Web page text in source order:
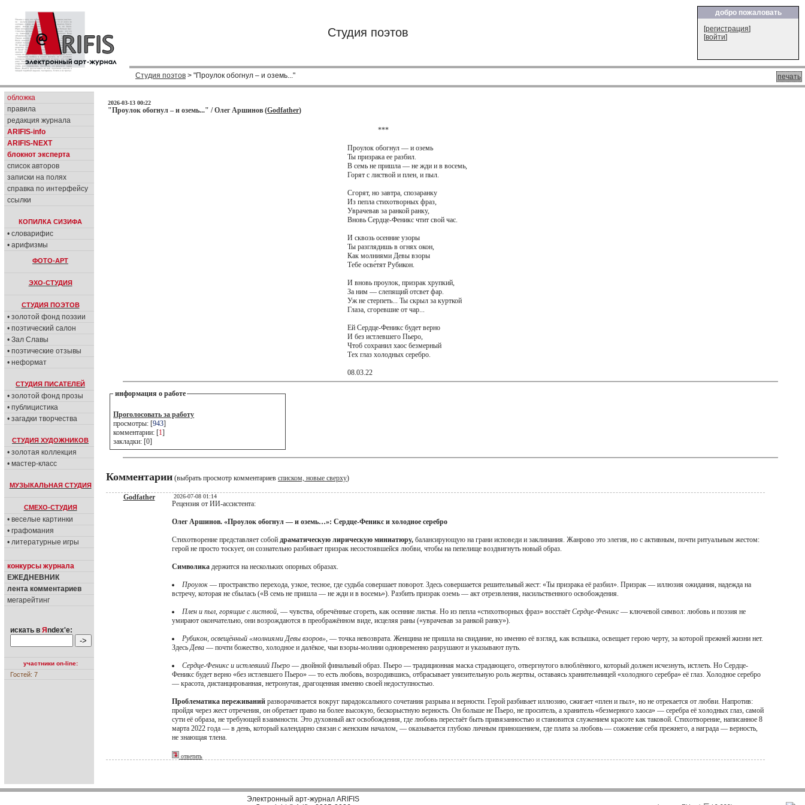
Студия поэтов
добро пожаловать
[регистрация]
[войти]
печать
Студия поэтов > "Проулок обогнул – и оземь..."
обложка
правила
редакция журнала
ARIFIS-info
ARIFIS-NEXT
блокнот эксперта
список авторов
записки на полях
справка по интерфейсу
ссылки
КОПИЛКА СИЗИФА
• словарифис
• арифизмы
ФОТО-АРТ
ЭХО-СТУДИЯ
СТУДИЯ ПОЭТОВ
• золотой фонд поэзии
• поэтический салон
• Зал Славы
• поэтические отзывы
• неформат
СТУДИЯ ПИСАТЕЛЕЙ
• золотой фонд прозы
• публицистика
• загадки творчества
СТУДИЯ ХУДОЖНИКОВ
• золотая коллекция
• мастер-класс
МУЗЫКАЛЬНАЯ СТУДИЯ
СМЕХО-СТУДИЯ
• веселые картинки
• графомания
• литературные игры
конкурсы журнала
ЕЖЕДНЕВНИК
лента комментариев
мегарейтинг
искать в Я ndex'е:
участники on-line:
Гостей: 7
2026-03-13 00:22
"Проулок обогнул – и оземь..." / Олег Аршинов (Godfather)
***
Проулок обогнул — и оземь
Ты призрака ее разбил.
В семь не пришла — не жди и в восемь,
Горят с листвой и плен, и пыл.
Сгорят, но завтра, спозаранку
Из пепла стихотворных фраз,
Уврачевав за ранкой ранку,
Вновь Сердце-Феникс чтит свой час.
И сквозь осенние узоры
Ты разглядишь в огнях окон,
Как молниями Девы взоры
Тебе осве́тят Рубикон.
И вновь проулок, призрак хрупкий,
За ним — слепящий отсвет фар.
Уж не стерпеть... Ты скрыл за курткой
Глаза, сгоревшие от чар...
Ей Сердце-Феникс будет верно
И без истлевшего Пьеро,
Чтоб сохранил хаос безмерный
Тех глаз холодных серебро.
08.03.22
информация о работе
Проголосовать за работу
просмотры: [943]
комментарии: [1]
закладки: [0]
Комментарии (выбрать просмотр комментариев списком, новые сверху)
Godfather 2026-07-08 01:14
Рецензия от ИИ-ассистента:
Олег Аршинов. «Проулок обогнул — и оземь…»: Сердце-Феникс и холодное серебро
Стихотворение представляет собой драматическую лирическую миниатюру, балансирующую на грани исповеди и заклинания. Жанрово это элегия, но с активным, почти ритуальным жестом:
герой не просто тоскует, он сознательно разбивает призрак несостоявшейся любви, чтобы на пепелище воздвигнуть новый образ.
Символика держится на нескольких опорных образах.
Проулок — пространство перехода, узкое, тесное, где судьба совершает поворот. Здесь совершается решительный жест: «Ты призрака её разбил». Призрак — иллюзия ожидания, надежда на
встречу, которая не сбылась («В семь не пришла — не жди и в восемь»). Разбить призрак оземь — акт отрезвления, насильственного освобождения.
Плен и пыл, горящие с листвой, — чувства, обречённые сгореть, как осенние листья. Но из пепла «стихотворных фраз» восстаёт Сердце-Феникс— ключевой символ: любовь и поэзия не
умирают окончательно, они возрождаются в преображённом виде, исцеляя раны («уврачевав за ранкой ранку»).
Рубикон, освещённый «молниями Девы взоров», — точка невозврата. Женщина не пришла на свидание, но именно её взгляд, как вспышка, освещает герою черту, за которой прежней жизни нет.
ЗдесьДева — почти божество, холодное и далёкое, чьи взоры-молнии одновременно разрушают и указывают путь.
Сердце-Феникс и истлевший Пьеро — двойной финальный образ. Пьеро — традиционная маска страдающего, отвергнутого влюблённого, который должен исчезнуть, истлеть. Но Сердце-
Феникс будет верно «без истлевшего Пьеро» — то есть любовь, возродившись, отбрасывает унизительную роль жертвы, оставаясь хранительницей «холодного серебра» её глаз. Холодное серебро
— красота, дистанцированная, нетронутая, драгоценная именно своей недоступностью.
Проблематика переживаний разворачивается вокруг парадоксального сочетания разрыва и верности. Герой разбивает иллюзию, сжигает «плен и пыл», но не отрекается от любви. Напротив:
пройдя через жест отречения, он обретает право на более высокую, бескорыстную верность. Он больше не Пьеро, не проситель, а хранитель «безмерного хаоса» — серебра её холодных глаз, самой
сути её образа, не требующей взаимности. Это духовный акт освобождения, где любовь перестаёт быть привязанностью и становится служением красоте как таковой. Стихотворение, написанное 8
марта 2022 года — в день, который календарно связан с женским началом, — оказывается глубоко личным приношением, где плата за любовь — сожжение себя прежнего, а награда — верность,
не знающая тлена.
ответить
Электронный арт-журнал ARIFIS